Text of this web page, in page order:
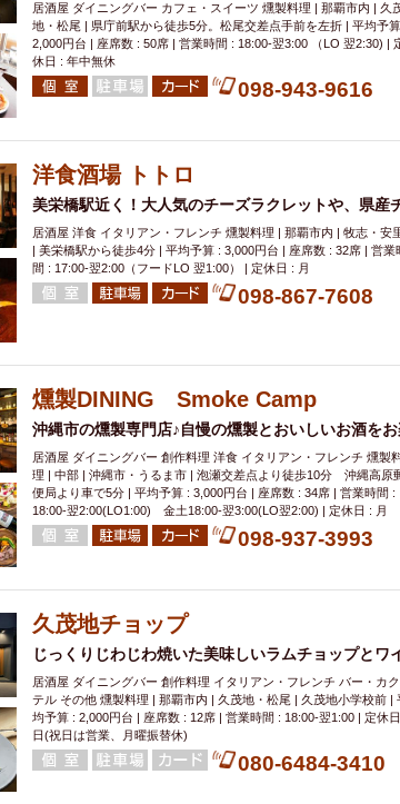
居酒屋 ダイニングバー カフェ・スイーツ 燻製料理 | 那覇市内 | 久
地・松尾 | 県庁前駅から徒歩5分。松尾交差点手前を左折 | 平均予
2,000円台 | 座席数 : 50席 | 営業時間 : 18:00-翌3:00 （LO 翌2:30) |
休日 : 年中無休
098-943-9616
洋食酒場 トトロ
美栄橋駅近く！大人気のチーズラクレットや、県産
居酒屋 洋食 イタリアン・フレンチ 燻製料理 | 那覇市内 | 牧志・安
| 美栄橋駅から徒歩4分 | 平均予算 : 3,000円台 | 座席数 : 32席 | 営業
間 : 17:00-翌2:00（フードLO 翌1:00） | 定休日 : 月
098-867-7608
燻製DINING Smoke Camp
沖縄市の燻製専門店♪自慢の燻製とおいしいお酒をお
居酒屋 ダイニングバー 創作料理 洋食 イタリアン・フレンチ 燻製
理 | 中部 | 沖縄市・うるま市 | 泡瀬交差点より徒歩10分 沖縄高原
便局より車で5分 | 平均予算 : 3,000円台 | 座席数 : 34席 | 営業時間 :
18:00‐翌2:00(LO1:00) 金土18:00‐翌3:00(LO翌2:00) | 定休日 : 月
098-937-3993
久茂地チョップ
じっくりじわじわ焼いた美味しいラムチョップとワ
居酒屋 ダイニングバー 創作料理 イタリアン・フレンチ バー・カク
テル その他 燻製料理 | 那覇市内 | 久茂地・松尾 | 久茂地小学校前 |
均予算 : 2,000円台 | 座席数 : 12席 | 営業時間 : 18:00‐翌1:00 | 定休
日(祝日は営業、月曜振替休)
080-6484-3410